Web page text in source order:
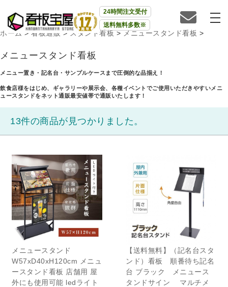
24時間注文受付
送料無料多数※
ホーム >看板通販 >スタンド看板>メニュースタンド看板 >
メニュースタンド看板
メニュー置き・記名台・サンプルケースまで圧倒的な品揃え！
飲食店様をはじめ、ギャラリーや展示会、各種イベントでご使用いただきやすいメニ
ュースタンドをネット通販最安値帯で通販いたします！
13件の商品が見つかりました。
メニュースタンド
W57xD40xH120cm メニュ
ースタンド看板 店舗用 屋
外にも使用可能 ledライト
【送料無料】（記名台スタ
ンド）看板 順番待ち記名
台 ブラック メニュース
タンドサイン マルチメ